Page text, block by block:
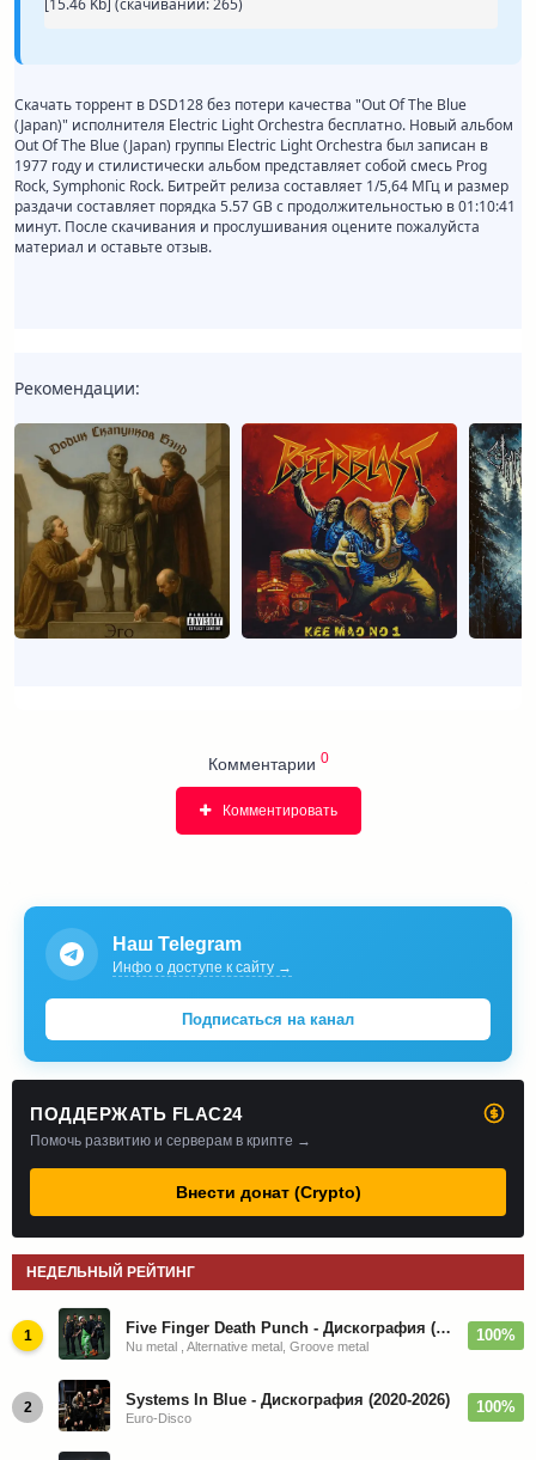
Скачать торрент в DSD128 без потери качества "Out Of The Blue
(Japan)" исполнителя Electric Light Orchestra бесплатно. Новый альбом
Out Of The Blue (Japan) группы Electric Light Orchestra был записан в
1977 году и стилистически альбом представляет собой смесь Prog
Rock, Symphonic Rock. Битрейт релиза составляет 1/5,64 МГц и размер
раздачи составляет порядка 5.57 GB с продолжительностью в 01:10:41
минут. После скачивания и прослушивания оцените пожалуйста
материал и оставьте отзыв.
Рекомендации:
Комментарии 0
Комментировать
Наш Telegram
Инфо о доступе к сайту →
Подписаться на канал
ПОДДЕРЖАТЬ FLAC24
Помочь развитию и серверам в крипте →
Внести донат (Crypto)
НЕДЕЛЬНЫЙ РЕЙТИНГ
1 Five Finger Death Punch - Дискография (2008-2026)
Nu metal , Alternative metal, Groove metal
100%
2 Systems In Blue - Дискография (2020-2026)
Euro-Disco
100%